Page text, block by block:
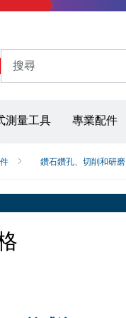
搜尋
測量工具 專業配件
鑽石鑽孔、切削和研磨